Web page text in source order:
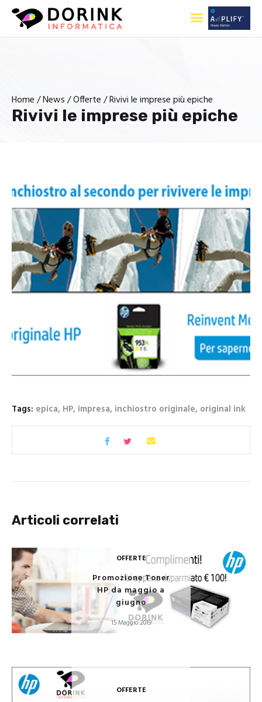
Home News Offerte Rivivi le imprese più epiche
Rivivi le imprese più epiche
Chi Siamo
News
Contatti
Tags: epica, HP, impresa, inchiostro originale, original ink
Articoli correlati
OFFERTE
Promozione Toner
HP da maggio a
giugno
15 Maggio 2019
OFFERTE